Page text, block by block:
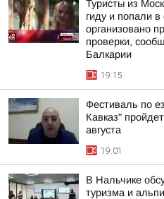
Туристы из
гиду и попали
организовано
проверки,
Балкарии
19:15
Фестиваль по
Кавказ"
августа
19:01
В Нальчике
туризма и